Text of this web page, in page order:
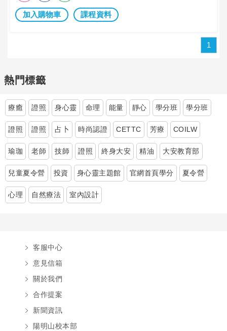
加入購物車 課程資料
1
熱門標籤
療癒 證照 身心靈 命理 能量 靜心 學分班 學分班
證照 證照 占卜 時尚認證 CETTC 芳療 COILW
瑜珈 老師 技師 證照 終身大安 精油 大安教育部
兒童夏令營 投資 身心靈主題館 官網首頁學分 夏令營
心理 自然療法 室內設計
客服中心
意見信箱
關於我們
合作提案
新聞資訊
陽明山校本部